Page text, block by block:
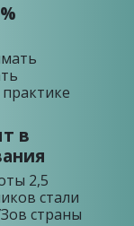
в
2,5
стали
страны